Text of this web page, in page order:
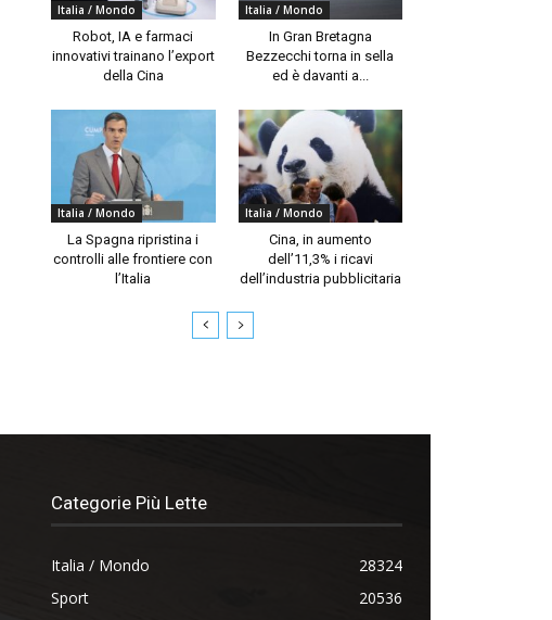
Italia / Mondo
Robot, IA e farmaci
innovativi trainano l’export
della Cina
Italia / Mondo
In Gran Bretagna
Bezzecchi torna in sella
ed è davanti a...
Italia / Mondo
La Spagna ripristina i
controlli alle frontiere con
l’Italia
Italia / Mondo
Cina, in aumento
dell’11,3% i ricavi
dell’industria pubblicitaria
Categorie Più Lette
Italia / Mondo
28324
Sport
20536